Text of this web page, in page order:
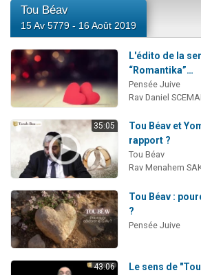
Tou Béav
15 Av 5779 - 16 Août 2019
L'édito de la
“Romantika”…
Pensée Juive
Rav Daniel
35:05
Tou Béav et
rapport ?
Tou Béav
Rav Menahem
Tou Béav :
?
Pensée Juive
43:06 Le sens de